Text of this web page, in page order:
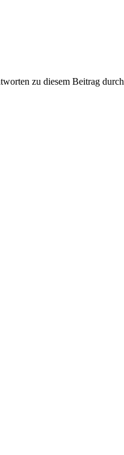
zu diesem Beitrag durch